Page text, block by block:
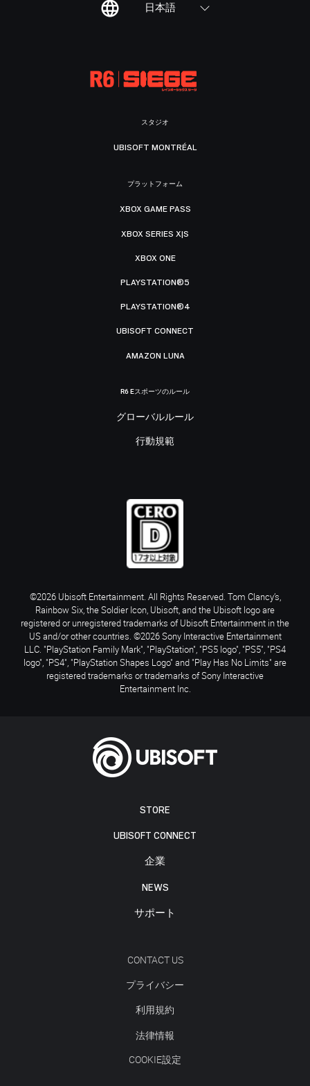
日本語
STORE
UBISOFT CONNECT
企業
NEWS
サポート
CONTACT US
プライバシー
利用規約
法律情報
COOKIE設定
スタジオ
UBISOFT MONTRÉAL
プラットフォーム
XBOX GAME PASS
XBOX SERIES X|S
XBOX ONE
PLAYSTATION®5
PLAYSTATION®4
UBISOFT CONNECT
AMAZON LUNA
R6 Eスポーツのルール
グローバルルール
行動規範
©2026 Ubisoft Entertainment. All Rights Reserved. Tom Clancy’s,
Rainbow Six, the Soldier Icon, Ubisoft, and the Ubisoft logo are
registered or unregistered trademarks of Ubisoft Entertainment in the
US and/or other countries. ©2026 Sony Interactive Entertainment
LLC. "PlayStation Family Mark", "PlayStation", "PS5 logo", "PS5", "PS4
logo", "PS4", "PlayStation Shapes Logo" and "Play Has No Limits" are
registered trademarks or trademarks of Sony Interactive
Entertainment Inc.